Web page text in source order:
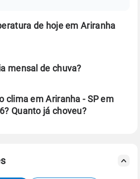
de hoje em Ariranha
mensal de chuva?
clima em Ariranha - SP em
Quanto já choveu?